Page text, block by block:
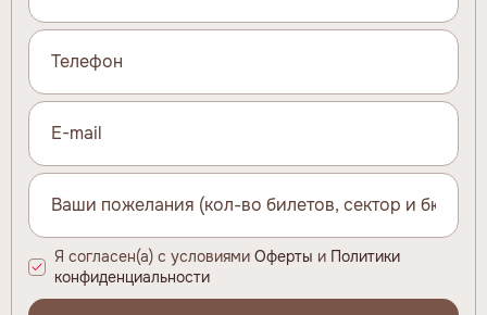
Я согласен(а) с условиями Оферты и Политики
конфиденциальности